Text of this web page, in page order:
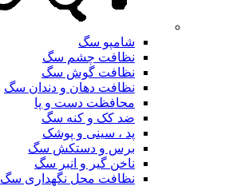
شامپو سگ
نظافت چشم سگ
نظافت گوش سگ
نظافت دهان و دندان سگ
محافظت دست و پا
ضد کک و کنه سگ
پد ، سینی و پوشک
برس و دستکش سگ
ناخن گیر و انبر سگ
نظافت محل نگهداری سگ